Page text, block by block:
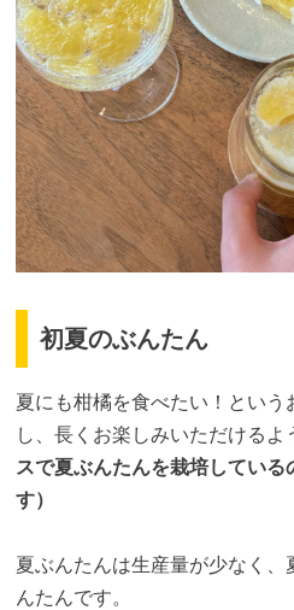
初夏のぶんたん
夏にも柑橘を食べたい！という
し、長くお楽しみいただけるよ
スで夏ぶんたんを栽培してい
す）
夏ぶんたんは生産量が少なく
んたんです。